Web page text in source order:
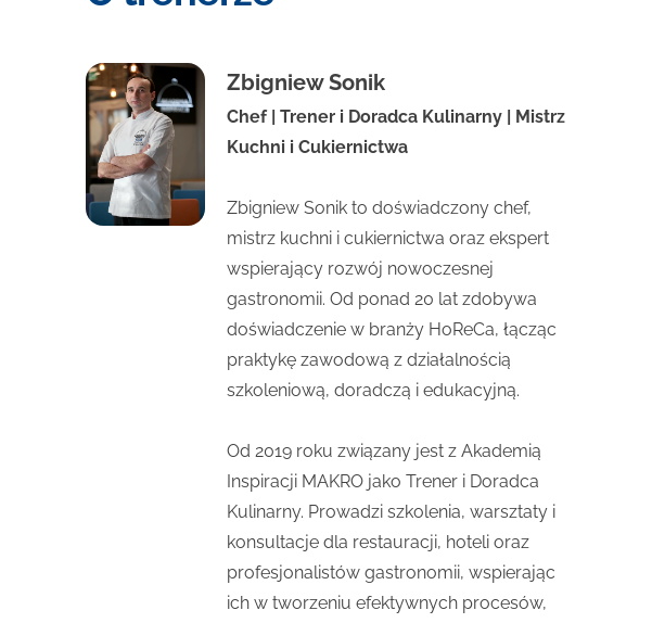
Zbigniew Sonik
Chef | Trener i Doradca Kulinarny | Mistrz
Kuchni i Cukiernictwa
Zbigniew Sonik to doświadczony chef,
mistrz kuchni i cukiernictwa oraz ekspert
wspierający rozwój nowoczesnej
gastronomii. Od ponad 20 lat zdobywa
doświadczenie w branży HoReCa, łącząc
praktykę zawodową z działalnością
szkoleniową, doradczą i edukacyjną.
Od 2019 roku związany jest z Akademią
Inspiracji MAKRO jako Trener i Doradca
Kulinarny. Prowadzi szkolenia, warsztaty i
konsultacje dla restauracji, hoteli oraz
profesjonalistów gastronomii, wspierając
ich w tworzeniu efektywnych procesów,